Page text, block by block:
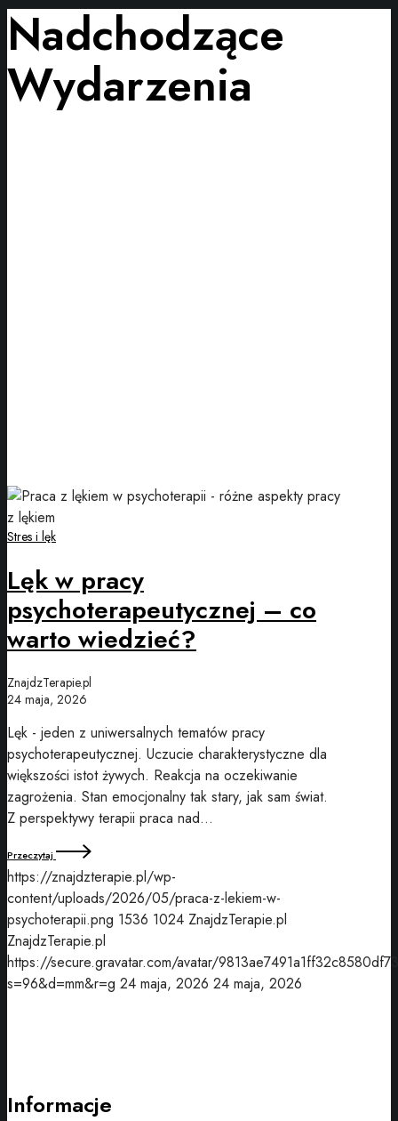
Nadchodzące
Wydarzenia
Stres i lęk
Lęk w pracy
psychoterapeutycznej – co
warto wiedzieć?
ZnajdzTerapie.pl
24 maja, 2026
Lęk - jeden z uniwersalnych tematów pracy
psychoterapeutycznej. Uczucie charakterystyczne dla
większości istot żywych. Reakcja na oczekiwanie
zagrożenia. Stan emocjonalny tak stary, jak sam świat.
Z perspektywy terapii praca nad…
Przeczytaj
https://znajdzterapie.pl/wp-
content/uploads/2026/05/praca-z-lekiem-w-
psychoterapii.png 1536 1024 ZnajdzTerapie.pl
ZnajdzTerapie.pl
https://secure.gravatar.com/avatar/
s=96&d=mm&r=g 24 maja, 2026 24 maja, 2026
Informacje